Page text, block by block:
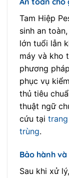
Tam Hiệp
sinh an
lớn tuổi lẫn
máy và kho
phương
phục vụ
thủ tiêu
thuật ngữ
cứu tại
trùng.
Bảo hành
Sau khi xử